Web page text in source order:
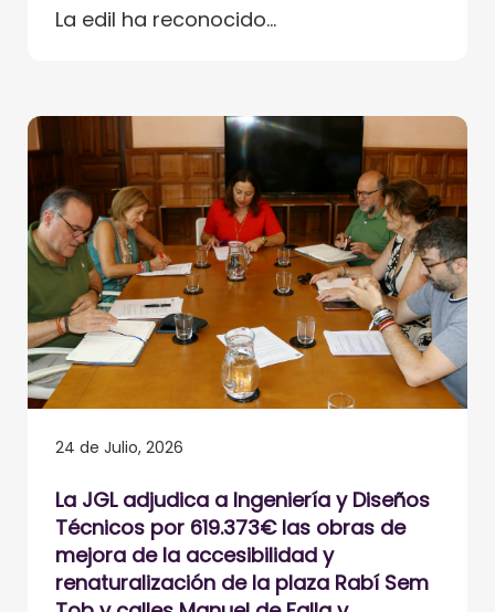
La edil ha reconocido...
24 de Julio, 2026
La JGL adjudica a Ingeniería y Diseños
Técnicos por 619.373€ las obras de
mejora de la accesibilidad y
renaturalización de la plaza Rabí Sem